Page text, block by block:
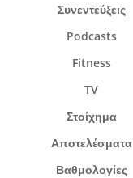
Συνεντεύξεις
Podcasts
Fitness
TV
Στοίχημα
Αποτελέσματα
Βαθμολογίες